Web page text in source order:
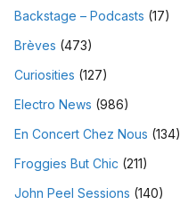
Backstage – Podcasts (17)
Brèves (473)
Curiosities (127)
Electro News (986)
En Concert Chez Nous (134)
Froggies But Chic (211)
John Peel Sessions (140)